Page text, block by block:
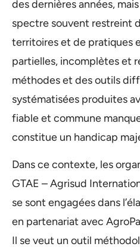
des dernières années,
spectre souvent restreint
territoires et de pratiques
partielles, incomplètes et
méthodes et des outils
systématisées produites
fiable et commune
constitue un handicap
Dans ce contexte, les
GTAE – Agrisud
se sont engagées dans
en partenariat avec
Il se veut un outil